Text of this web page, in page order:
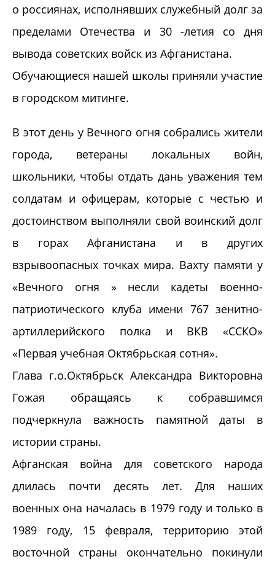
о россиянах, исполнявших служебный долг за
пределами Отечества и 30 -летия со дня
вывода советских войск из Афганистана.
Обучающиеся нашей школы приняли участие
в городском митинге.
В этот день у Вечного огня собрались жители
города, ветераны локальных войн,
школьники, чтобы отдать дань уважения тем
солдатам и офицерам, которые с честью и
достоинством выполняли свой воинский долг
в горах Афганистана и в других
взрывоопасных точках мира. Вахту памяти у
«Вечного огня » несли кадеты военно-
патриотического клуба имени 767 зенитно-
артиллерийского полка и ВКВ «ССКО»
«Первая учебная Октябрьская сотня».
Глава г.о.Октябрьск Александра Викторовна
Гожая обращаясь к собравшимся
подчеркнула важность памятной даты в
истории страны.
Афганская война для советского народа
длилась почти десять лет. Для наших
военных она началась в 1979 году и только в
1989 году, 15 февраля, территорию этой
восточной страны окончательно покинули